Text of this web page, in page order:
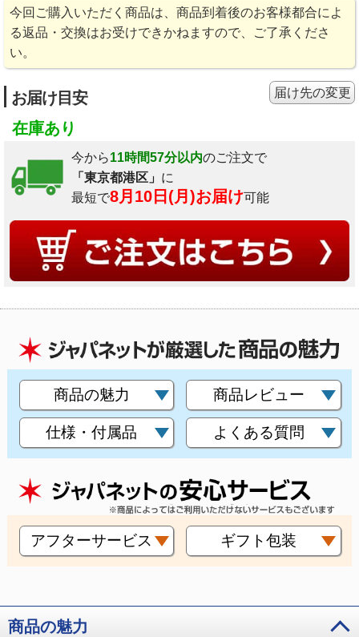
今回ご購入いただく商品は、商品到着後のお客様都合によ
る返品・交換はお受けできかねますので、ご了承くださ
い。
お届け目安
在庫あり
今から11時間57分以内のご注文で
「東京都港区」 に
最短で8月10日(月)お届け可能
届け先の変更
商品の魅力 商品レビュー
仕様・付属品 よくある質問
アフターサービス ギフト包装
商品の魅力